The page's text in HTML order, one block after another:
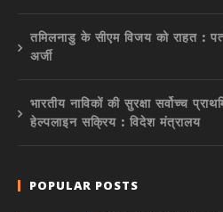
तमिलनाडु के सीएम विजय को राहत :
अर्जी
भारतीय नाविकों की सुरक्षा सर्वोच्च
हेल्पलाइन सक्रिय : विदेश मंत्रालय
POPULAR POSTS